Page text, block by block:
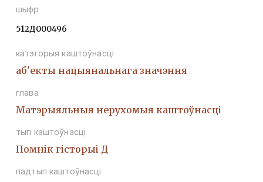
шыфр
512Д000496
катэгорыя каштоўнасці
аб'екты нацыянальнага значэння
глава
Матэрыяльныя нерухомыя каштоўнасці
тып каштоўнасці
Помнiк гiсторыi Д
падтып каштоўнасці